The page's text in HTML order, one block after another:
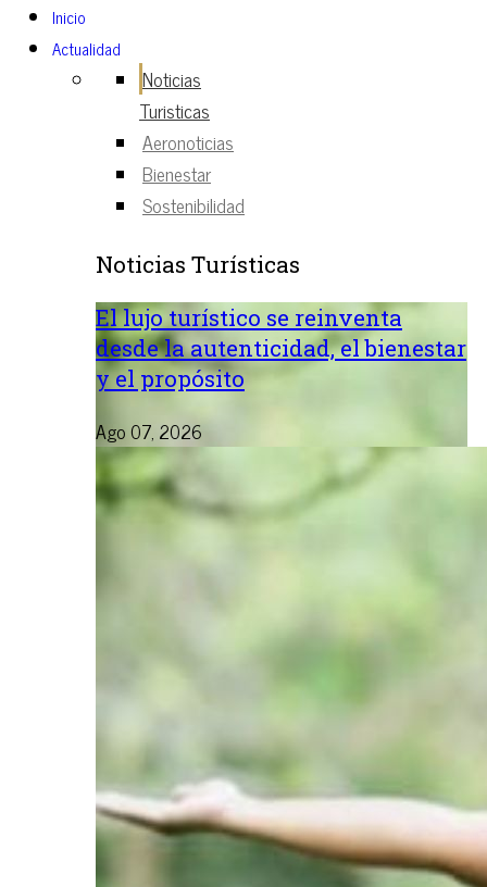
Inicio
Actualidad
Noticias
Turisticas
Aeronoticias
Bienestar
Sostenibilidad
Noticias Turísticas
El lujo turístico se reinventa
desde la autenticidad, el bienestar
y el propósito
Ago 07, 2026